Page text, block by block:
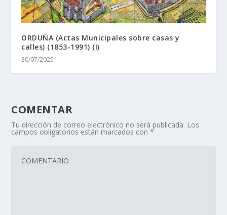
ORDUÑA (Actas Municipales sobre casas y
calles) (1853-1991) (I)
30/07/2025
COMENTAR
Tu dirección de correo electrónico no será publicada. Los
campos obligatorios están marcados con*